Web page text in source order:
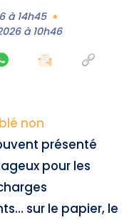
à 14h45
à 10h46
non
présenté
pour les
sur le papier, le